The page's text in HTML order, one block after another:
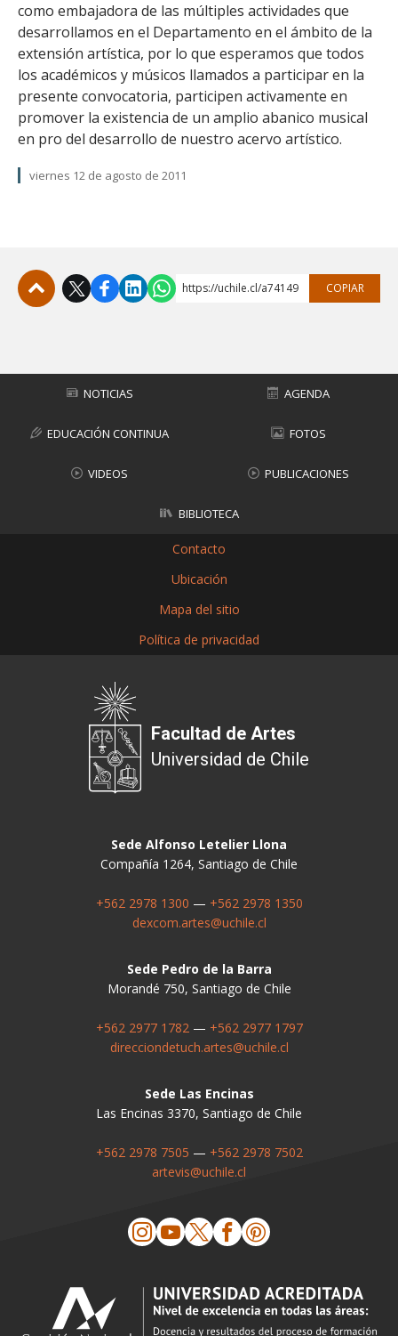
como embajadora de las múltiples actividades que
desarrollamos en el Departamento en el ámbito de la
extensión artística, por lo que esperamos que todos
los académicos y músicos llamados a participar en la
presente convocatoria, participen activamente en
promover la existencia de un amplio abanico musical
en pro del desarrollo de nuestro acervo artístico.
viernes 12 de agosto de 2011
https://uchile.cl/a74149 COPIAR
NOTICIAS AGENDA
EDUCACIÓN CONTINUA FOTOS
VIDEOS PUBLICACIONES
BIBLIOTECA
Contacto
Ubicación
Mapa del sitio
Política de privacidad
Facultad de Artes
Universidad de Chile
Sede Alfonso Letelier Llona
Compañía 1264, Santiago de Chile
+562 2978 1300 — +562 2978 1350
dexcom.artes@uchile.cl
Sede Pedro de la Barra
Morandé 750, Santiago de Chile
+562 2977 1782— +562 2977 1797
direcciondetuch.artes@uchile.cl
Sede Las Encinas
Las Encinas 3370, Santiago de Chile
+562 2978 7505 — +562 2978 7502
artevis@uchile.cl